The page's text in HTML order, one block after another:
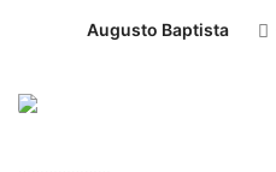
Augusto Baptista